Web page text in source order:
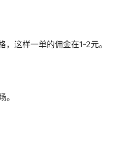
这样一单的佣金在1-2元。